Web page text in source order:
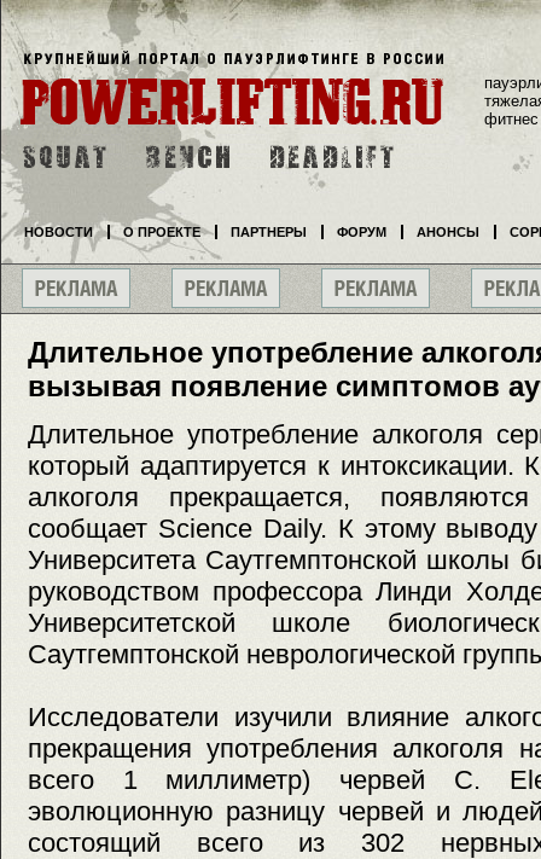
Длительное употребление
вызывая появление симптомов
Длительное употребление алкоголя
который адаптируется к интоксикации.
алкоголя прекращается,
сообщает Science Daily. К этому
Университета Саутгемптонской школы
руководством профессора Линди
Университетской школе
Саутгемптонской неврологической
Исследователи изучили влияние
прекращения употребления алкоголя
всего 1 миллиметр) червей C.
эволюционную разницу червей и
состоящий всего из 302
фитнес
НОВОСТИ О ПРОЕКТЕ ПАРТНЕРЫ ФОРУМ АНОНСЫ